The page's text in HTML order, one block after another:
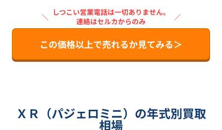
＼ しつこい営業電話は一切ありません。
連絡はセルカからのみ
／
この価格以上で売れるか見てみる＞
ＸＲ（パジェロミニ）の年式別買取
相場